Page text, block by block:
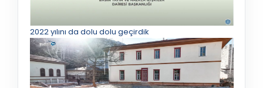
2022 yılını da dolu dolu geçirdik